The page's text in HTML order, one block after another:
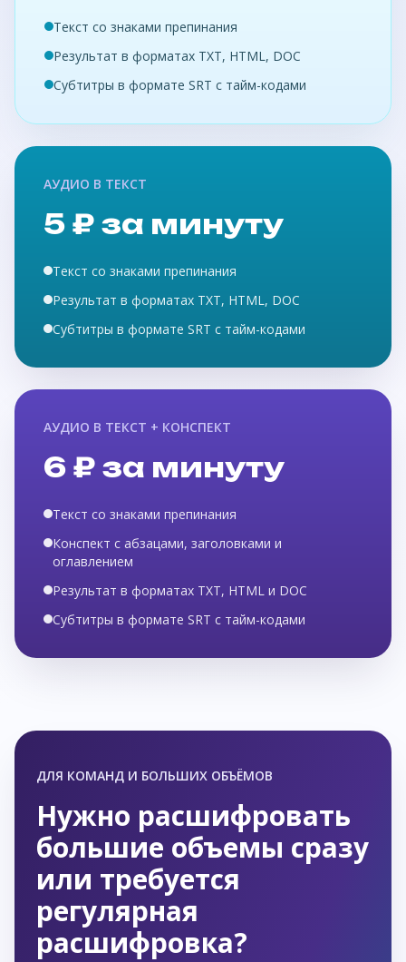
Текст со знаками препинания
Результат в форматах TXT, HTML, DOC
Субтитры в формате SRT с тайм-кодами
АУДИО В ТЕКСТ
5 ₽ за минуту
Текст со знаками препинания
Результат в форматах TXT, HTML, DOC
Субтитры в формате SRT с тайм-кодами
АУДИО В ТЕКСТ + КОНСПЕКТ
6 ₽ за минуту
Текст со знаками препинания
Конспект с абзацами, заголовками и
оглавлением
Результат в форматах TXT, HTML и DOC
Субтитры в формате SRT с тайм-кодами
ДЛЯ КОМАНД И БОЛЬШИХ ОБЪЁМОВ
Нужно расшифровать
большие объемы сразу
или требуется
регулярная
расшифровка?